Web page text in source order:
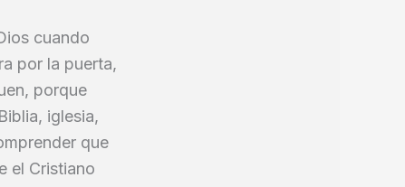
cuando
por la puerta,
porque
iglesia,
que
el Cristiano